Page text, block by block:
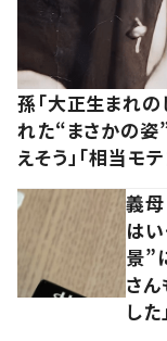
孫「大正生まれの
れた“まさかの姿”
えそう」「相当モテ
義母
は
景”
さん
した」